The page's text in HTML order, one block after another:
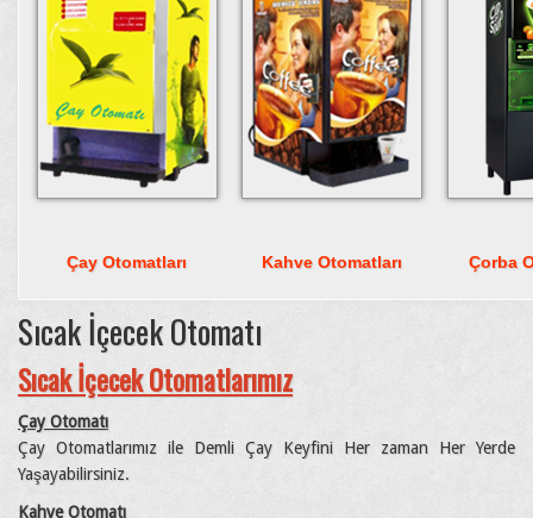
Çay Otomatları Kahve Otomatları Çorba
Sıcak İçecek Otomatı
Sıcak İçecek Otomatlarımız
Çay Otomatı
Çay Otomatlarımız ile Demli Çay Keyfini Her zaman Her Yerde
Yaşayabilirsiniz.
Kahve Otomatı